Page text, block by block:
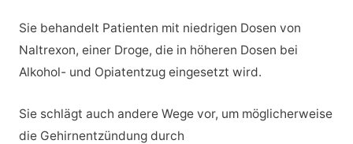
Sie behandelt Patienten mit niedrigen Dosen von
Naltrexon, einer Droge, die in höheren Dosen bei
Alkohol- und Opiatentzug eingesetzt wird.
Sie schlägt auch andere Wege vor, um möglicherweise
die Gehirnentzündung durch